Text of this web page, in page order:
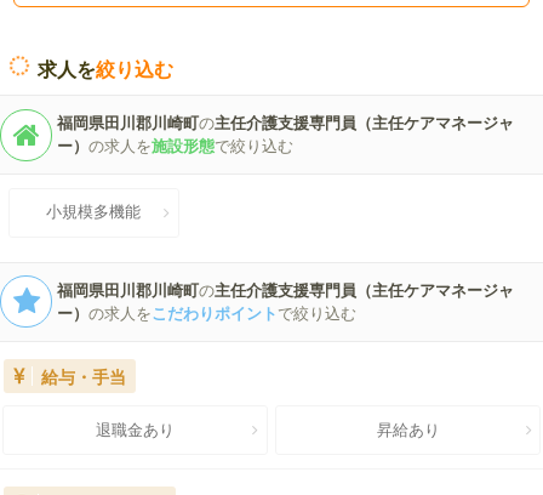
求人を絞り込む
福岡県田川郡川崎町の主任介護支援専門員（主任ケアマネージャ
ー）の求人を施設形態で絞り込む
小規模多機能
福岡県田川郡川崎町の主任介護支援専門員（主任ケアマネージャ
ー）の求人をこだわりポイント で絞り込む
給与・手当
退職金あり 昇給あり